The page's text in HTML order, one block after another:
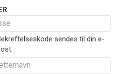
sendes til din e-